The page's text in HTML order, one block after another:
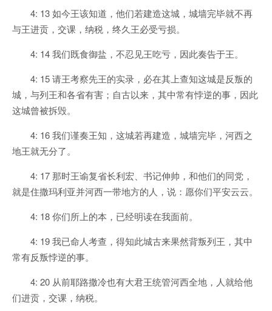
4: 13 如今王该知道，他们若建造这城，城墙完毕就不再
与王进贡，交课，纳税，终久王必受亏损。
4: 14 我们既食御盐，不忍见王吃亏，因此奏告于王。
4: 15 请王考察先王的实录，必在其上查知这城是反叛的
城，与列王和各省有害；自古以来，其中常有悖逆的事，因此
这城曾被拆毁。
4: 16 我们谨奏王知，这城若再建造，城墙完毕，河西之
地王就无分了。
4: 17 那时王谕复省长利宏、书记伸帅，和他们的同党，
就是住撒玛利亚并河西一带地方的人，说：愿你们平安云云。
4: 18 你们所上的本，已经明读在我面前。
4: 19 我已命人考查，得知此城古来果然背叛列王，其中
常有反叛悖逆的事。
4: 20 从前耶路撒冷也有大君王统管河西全地，人就给他
们进贡，交课，纳税。